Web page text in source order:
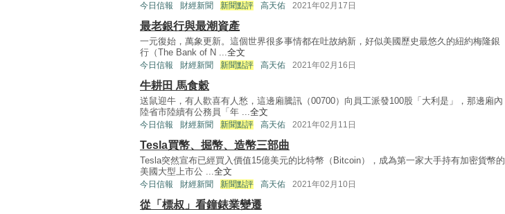
今日信報 財經新聞 新聞點評 高天佑 2021年02月17日
最老銀行與最潮資產
一元復始，萬象更新。這個世界很多事情都在吐故納新，好似美國歷史最悠久的紐約梅隆銀
行（The Bank of N ...全文
今日信報 財經新聞 新聞點評 高天佑 2021年02月16日
牛耕田 馬食穀
送鼠迎牛，有人歡喜有人愁，這邊廂騰訊（00700）向員工派發100股「大利是」，那邊廂內
陸省市陸續有公務員「年 ...全文
今日信報 財經新聞 新聞點評 高天佑 2021年02月11日
Tesla買幣、掘幣、造幣三部曲
Tesla突然宣布已經買入價值15億美元的比特幣（Bitcoin），成為第一家大手持有加密貨幣的
美國大型上市公 ...全文
今日信報 財經新聞 新聞點評 高天佑 2021年02月10日
從「標叔」看鐘錶業變遷